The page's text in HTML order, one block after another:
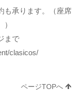
も承ります。（座席
まで
clasicos/
ページTOPへ